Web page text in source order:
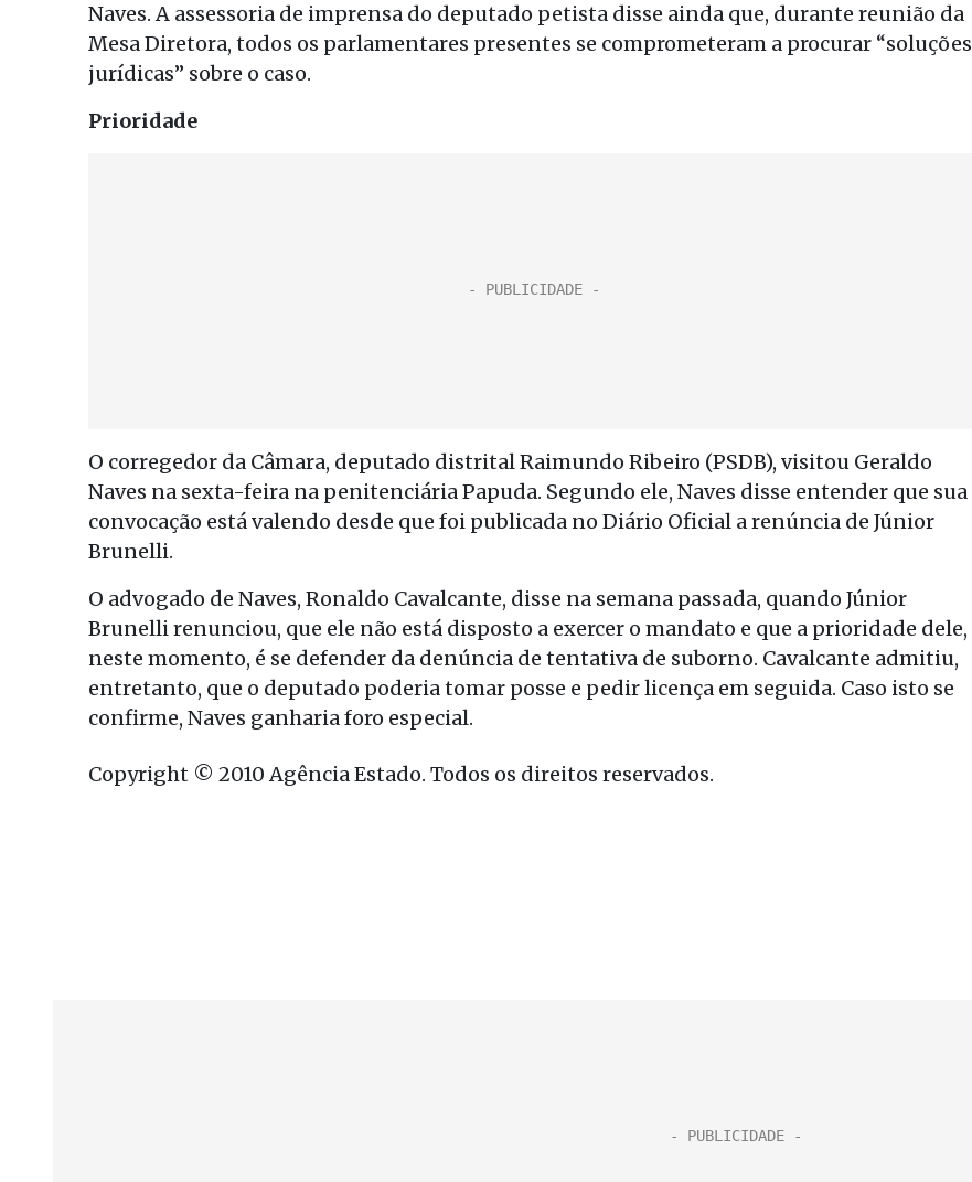
Naves. A assessoria de imprensa do deputado petista disse ainda que, durante reunião da
Mesa Diretora, todos os parlamentares presentes se comprometeram a procurar “soluções
jurídicas” sobre o caso.
Prioridade
O corregedor da Câmara, deputado distrital Raimundo Ribeiro (PSDB), visitou Geraldo
Naves na sexta-feira na penitenciária Papuda. Segundo ele, Naves disse entender que sua
convocação está valendo desde que foi publicada no Diário Oficial a renúncia de Júnior
Brunelli.
O advogado de Naves, Ronaldo Cavalcante, disse na semana passada, quando Júnior
Brunelli renunciou, que ele não está disposto a exercer o mandato e que a prioridade dele,
neste momento, é se defender da denúncia de tentativa de suborno. Cavalcante admitiu,
entretanto, que o deputado poderia tomar posse e pedir licença em seguida. Caso isto se
confirme, Naves ganharia foro especial.
Copyright © 2010 Agência Estado. Todos os direitos reservados.